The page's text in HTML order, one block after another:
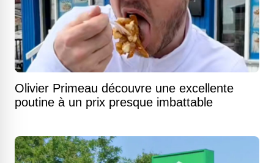
Olivier Primeau découvre une excellente
poutine à un prix presque imbattable